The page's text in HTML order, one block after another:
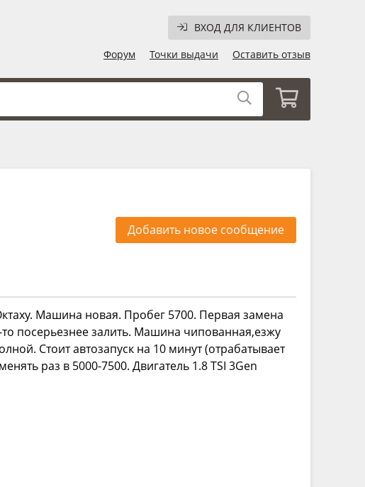
ВХОД ДЛЯ КЛИЕНТОВ
Форум
Точки выдачи Оставить отзыв
Добавить новое сообщение
Машина новая. Пробег 5700. Первая замена
посерьезнее залить. Машина чипованная,езжу
Стоит автозапуск на 10 минут (отрабатывает
раз в 5000-7500. Двигатель 1.8 ТSI 3Gen